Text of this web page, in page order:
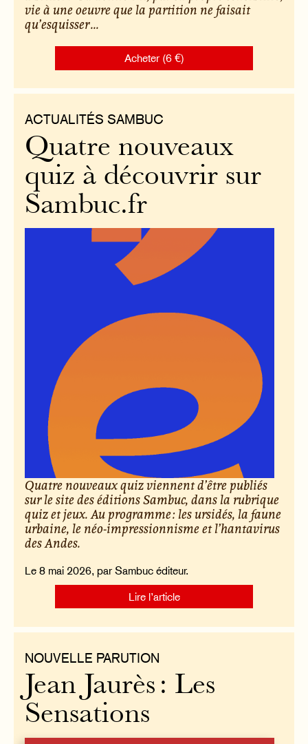
vie à une oeuvre que la partition ne faisait
qu’esquisser ...
Acheter (6 €)
ACTUALITÉS SAMBUC
Quatre nouveaux
quiz à découvrir sur
Sambuc.fr
Quatre nouveaux quiz viennent d’être publiés
sur le site des éditions Sambuc, dans la rubrique
quiz et jeux. Au programme : les ursidés, la faune
urbaine, le néo-impressionnisme et l’hantavirus
des Andes.
Le 8 mai 2026, par Sambuc éditeur.
Lire l’article
NOUVELLE PARUTION
Jean Jaurès : Les
Sensations